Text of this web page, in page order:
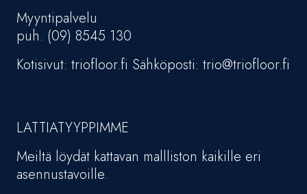
Myyntipalvelu
puh. (09) 8545 130
Kotisivut: triofloor.fi Sähköposti: trio@triofloor.fi
LATTIATYYPPIMME
Meiltä löydät kattavan mallliston kaikille eri
asennustavoille.